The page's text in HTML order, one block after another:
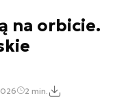
na orbicie.
2 min.